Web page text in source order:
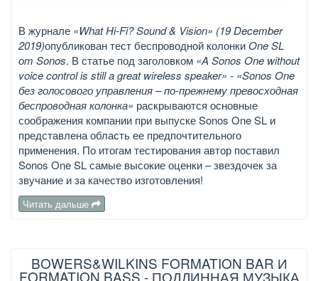
В журнале «What Hi-Fi? Sound & Vision» (19 December
2019)опубликован тест беспроводной колонкиOne SL
от Sonos. В статье под заголовком «A Sonos One without
voice control is still a great wireless speaker» - «Sonos One
без голосового управления – по-прежнему превосходная
беспроводная колонка» раскрываются основные
соображения компании при выпуске Sonos One SL и
представлена область ее предпочтительного
применения. По итогам тестирования автор поставил
Sonos One SL самые высокие оценки – звездочек за
звучание и за качество изготовления!
Читать дальше
BOWERS&WILKINS FORMATION BAR И
FORMATION BASS - ПОДЛИННАЯ МУЗЫКА